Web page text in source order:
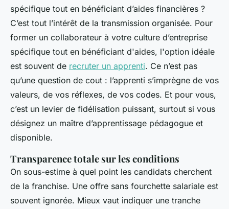
spécifique tout en bénéficiant d’aides financières ?
C’est tout l’intérêt de la transmission organisée. Pour
former un collaborateur à votre culture d’entreprise
spécifique tout en bénéficiant d'aides, l'option idéale
est souvent de recruter un apprenti. Ce n’est pas
qu’une question de cout : l’apprenti s’imprègne de vos
valeurs, de vos réflexes, de vos codes. Et pour vous,
c’est un levier de fidélisation puissant, surtout si vous
désignez un maître d’apprentissage pédagogue et
disponible.
Transparence totale sur les conditions
On sous-estime à quel point les candidats cherchent
de la franchise. Une offre sans fourchette salariale est
souvent ignorée. Mieux vaut indiquer une tranche